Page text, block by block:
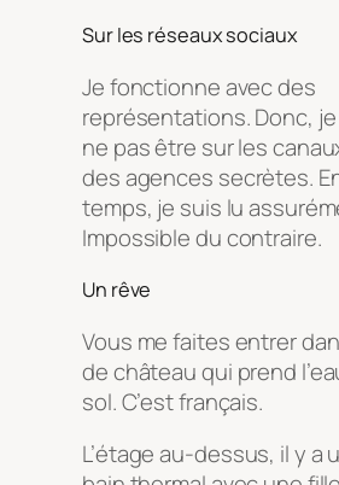
Sur les réseaux sociaux
Je fonctionne avec des
représentations. Donc,
ne pas être sur les
des agences secrètes.
temps, je suis lu
Impossible du contraire.
Un rêve
Vous me faites entrer
de château qui prend
sol. C’est français.
L’étage au-dessus, il y a